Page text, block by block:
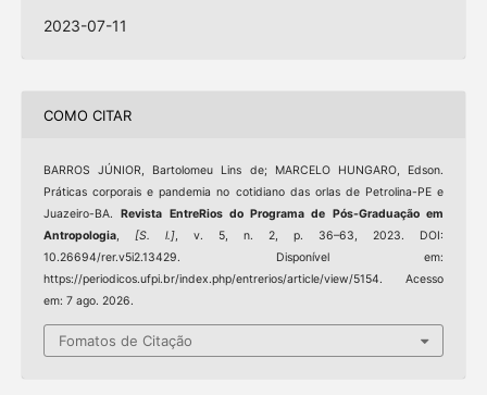
2023-07-11
COMO CITAR
BARROS JÚNIOR, Bartolomeu Lins de; MARCELO HUNGARO, Edson.
Práticas corporais e pandemia no cotidiano das orlas de Petrolina-PE e
Juazeiro-BA.Revista EntreRios do Programa de Pós-Graduação em
Antropologia, [S. l.], v. 5, n. 2, p. 36–63, 2023. DOI:
10.26694/rer.v5i2.13429. Disponível em:
https://periodicos.ufpi.br/index.php/entrerios/article/view/5154. Acesso
em: 7 ago. 2026.
Fomatos de Citação